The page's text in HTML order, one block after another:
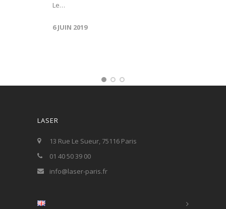
Le…
6 JUIN 2019
LASER
13 Rue Le Sueur, 75116 Paris
01 40 50 39 00
info@laser-paris.fr